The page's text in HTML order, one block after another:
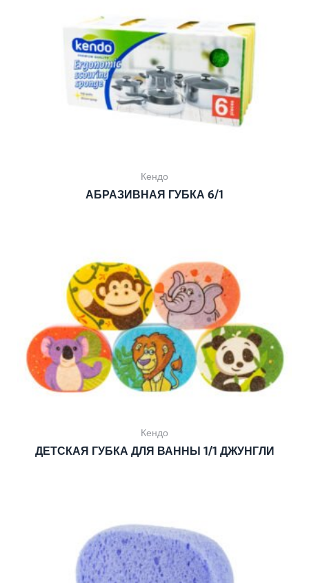
Кендо
АБРАЗИВНАЯ ГУБКА 6/1
Кендо
ДЕТСКАЯ ГУБКА ДЛЯ ВАННЫ 1/1 ДЖУНГЛИ